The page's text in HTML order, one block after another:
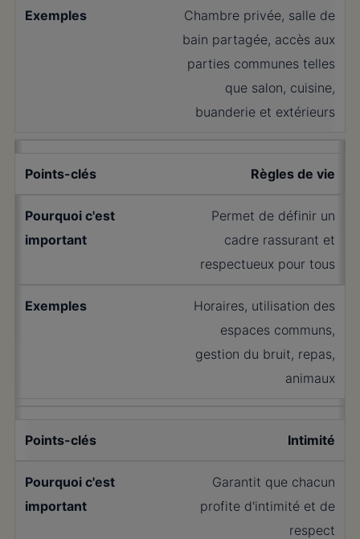
Chambre privée, salle de
bain partagée, accès aux
parties communes telles
que salon, cuisine,
buanderie et extérieurs
Règles de vie
Permet de définir un
cadre rassurant et
respectueux pour tous
Horaires, utilisation des
espaces communs,
gestion du bruit, repas,
animaux
Intimité
Garantit que chacun
profite d'intimité et de
respect